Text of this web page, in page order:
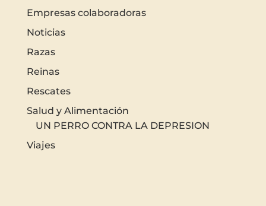
Empresas colaboradoras
Noticias
Razas
Reinas
Rescates
Salud y Alimentación
UN PERRO CONTRA LA DEPRESION
Viajes